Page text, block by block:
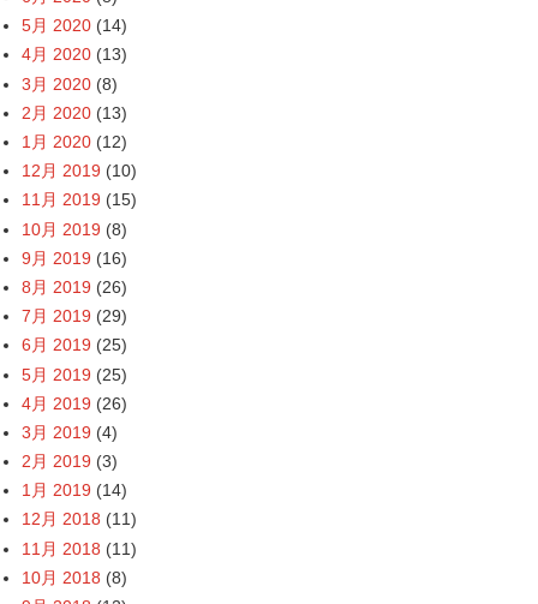
5月 2020 (14)
4月 2020 (13)
3月 2020 (8)
2月 2020 (13)
1月 2020 (12)
12月 2019 (10)
11月 2019 (15)
10月 2019 (8)
9月 2019 (16)
8月 2019 (26)
7月 2019 (29)
6月 2019 (25)
5月 2019 (25)
4月 2019 (26)
3月 2019 (4)
2月 2019 (3)
1月 2019 (14)
12月 2018 (11)
11月 2018 (11)
10月 2018 (8)